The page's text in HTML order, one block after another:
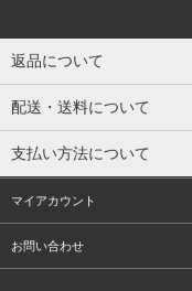
返品について
配送・送料について
支払い方法について
マイアカウント
お問い合わせ